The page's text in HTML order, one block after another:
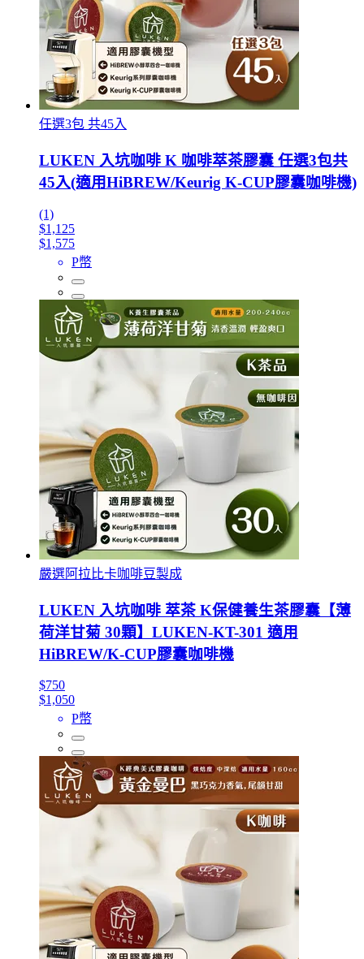
任選3包 共45入
LUKEN 入坑咖啡 K 咖啡萃茶膠囊 任選3包共
45入(適用HiBREW/Keurig K-CUP膠囊咖啡機)
(1)
$1,125
$1,575
P幣
嚴選阿拉比卡咖啡豆製成
LUKEN 入坑咖啡 萃茶 K保健養生茶膠囊【薄
荷洋甘菊 30顆】LUKEN-KT-301 適用
HiBREW/K-CUP膠囊咖啡機
$750
$1,050
P幣